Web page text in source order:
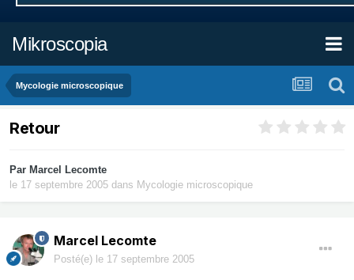
Mikroscopia
Mycologie microscopique
Retour
Par Marcel Lecomte
le 17 septembre 2005 dans Mycologie microscopique
Marcel Lecomte
Posté(e) le 17 septembre 2005